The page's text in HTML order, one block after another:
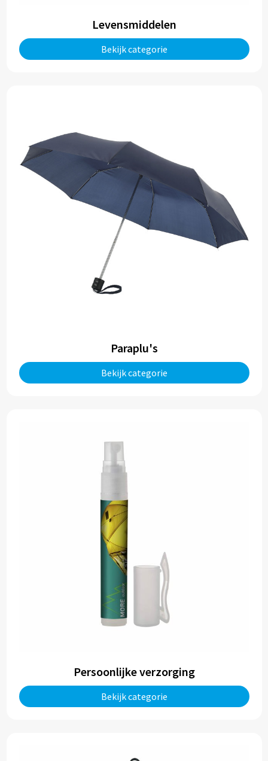
Levensmiddelen
Bekijk categorie
Paraplu's
Bekijk categorie
Persoonlijke verzorging
Bekijk categorie